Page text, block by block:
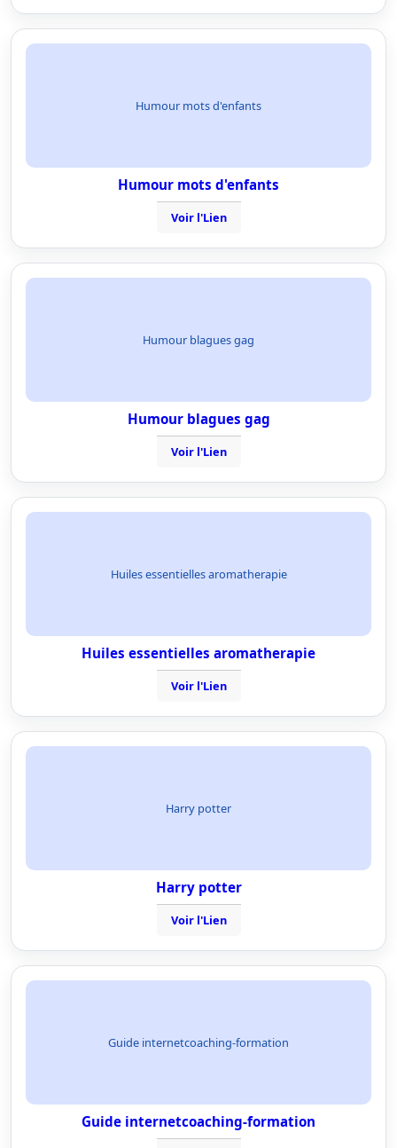
Humour mots d'enfants
Humour mots d'enfants
Voir l'Lien
Humour blagues gag
Humour blagues gag
Voir l'Lien
Huiles essentielles aromatherapie
Huiles essentielles aromatherapie
Voir l'Lien
Harry potter
Harry potter
Voir l'Lien
Guide internetcoaching-formation
Guide internetcoaching-formation